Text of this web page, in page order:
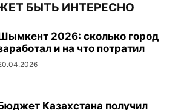
БЫТЬ ИНТЕРЕСНО
2026: сколько город
и на что потратил
Казахстана получил